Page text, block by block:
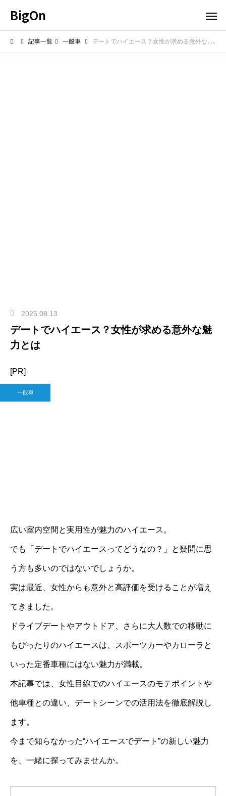
BigOn
記事一覧 一般車 デートでハイエース？女性が求める意外な魅力とは
2025.08.13
デートでハイエース？女性が求める意外な魅
力とは
[PR]
一般車
広い室内空間と実用性が魅力のハイエース。
でも「デートでハイエースってどうなの？」と疑問に思
う方も多いのではないでしょうか。
実は最近、女性からも意外と高評価を受けることが増え
てきました。
ドライブデートやアウトドア、さらに大人数での移動に
もぴったりのハイエースは、スポーツカーやカローラと
いった定番車種にはない魅力が満載。
本記事では、女性目線でのハイエースのモテポイントや
他車種との違い、デートシーンでの活用法を徹底解説し
ます。
今まで知らなかった“ハイエースでデート”の新しい魅力
を、一緒に探ってみませんか。